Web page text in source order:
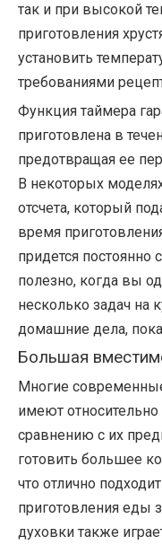
так и при высокой
приготовления
установить
требованиями
Функция таймера
приготовлена ​​в
предотвращая ее
В некоторых
отсчета, который
время
придется постоянно
полезно, когда вы
несколько задач на
домашние дела, пока
Большая
Многие
имеют
сравнению с их
готовить большее
что отлично
приготовления еды
духовки также